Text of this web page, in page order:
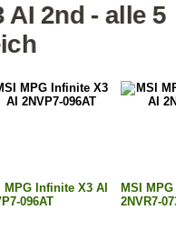
AI 2nd - alle 5
MPG Infinite X3 AI
096AT
MSI
2NVR7-